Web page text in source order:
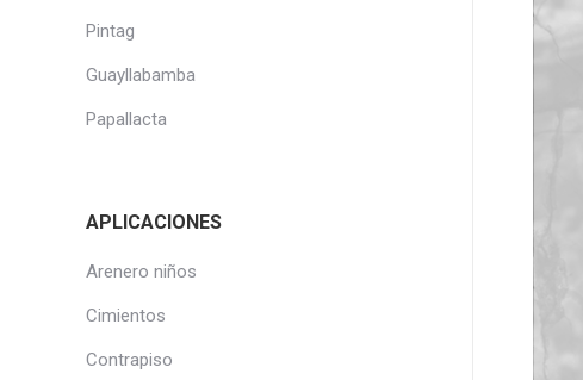
Pintag
Guayllabamba
Papallacta
APLICACIONES
Arenero niños
Cimientos
Contrapiso